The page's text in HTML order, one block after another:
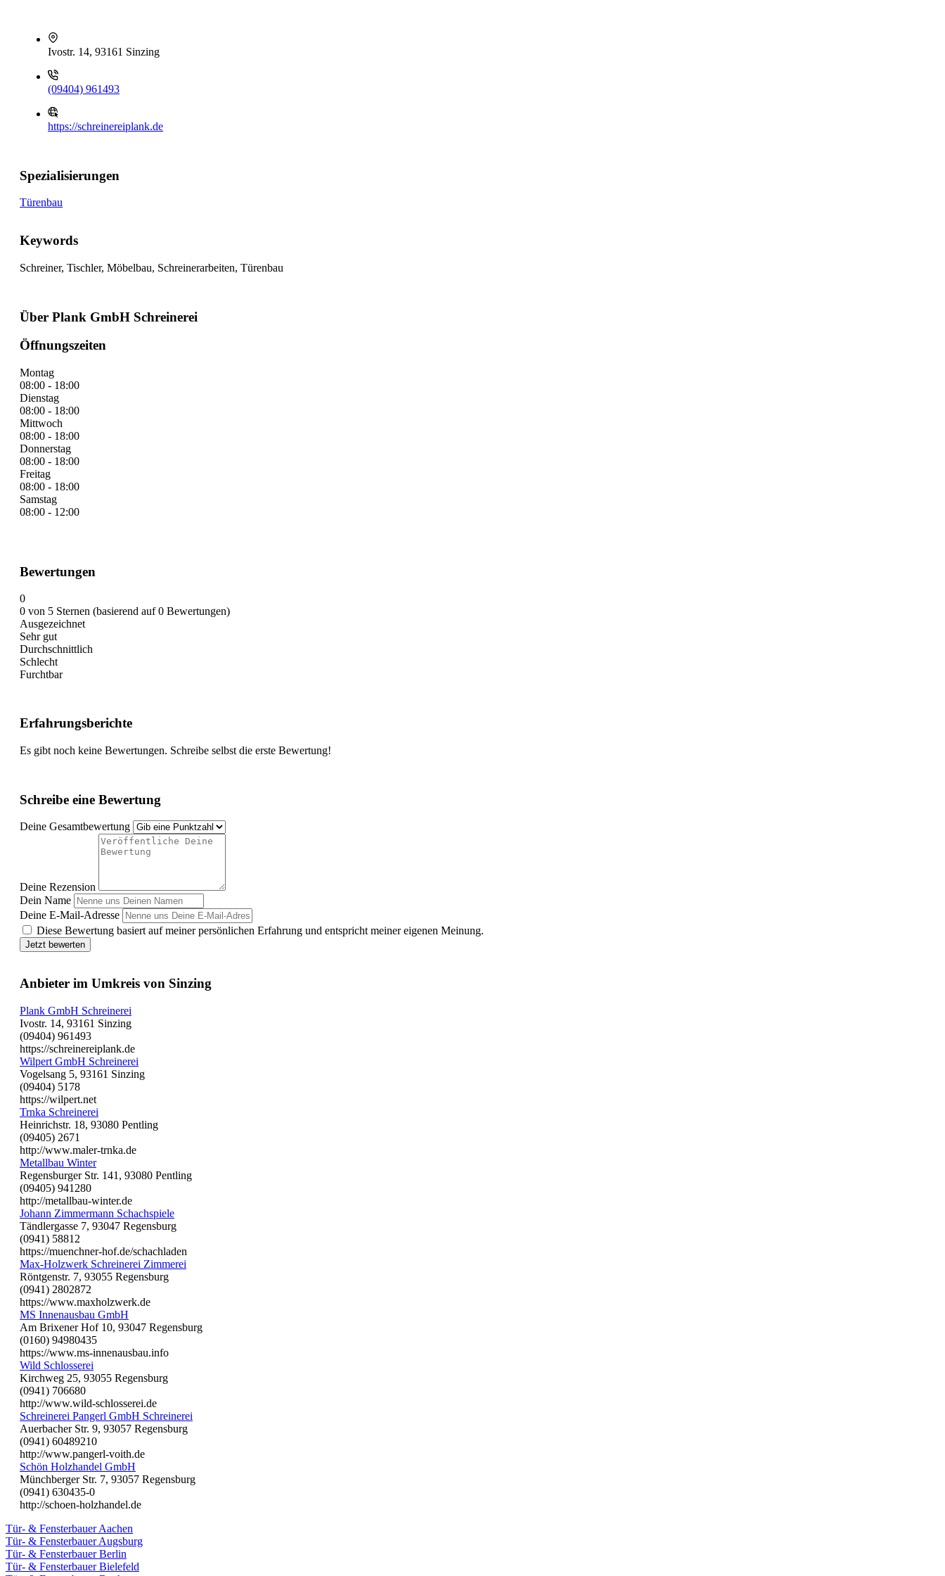
Ivostr. 14, 93161 Sinzing
(09404) 961493
https://schreinereiplank.de
Spezialisierungen
Türenbau
Keywords
Schreiner, Tischler, Möbelbau, Schreinerarbeiten, Türenbau
Über Plank GmbH Schreinerei
Öffnungszeiten
Montag
08:00 - 18:00
Dienstag
08:00 - 18:00
Mittwoch
08:00 - 18:00
Donnerstag
08:00 - 18:00
Freitag
08:00 - 18:00
Samstag
08:00 - 12:00
Bewertungen
0
0 von 5 Sternen (basierend auf 0 Bewertungen)
Ausgezeichnet
Sehr gut
Durchschnittlich
Schlecht
Furchtbar
Erfahrungsberichte
Es gibt noch keine Bewertungen. Schreibe selbst die erste Bewertung!
Schreibe eine Bewertung
Deine Gesamtbewertung
Deine Rezension
Dein Name
Deine E-Mail-Adresse
Diese Bewertung basiert auf meiner persönlichen Erfahrung und entspricht meiner eigenen Meinung.
Jetzt bewerten
Anbieter im Umkreis von Sinzing
Plank GmbH Schreinerei
Ivostr. 14, 93161 Sinzing
(09404) 961493
https://schreinereiplank.de
Wilpert GmbH Schreinerei
Vogelsang 5, 93161 Sinzing
(09404) 5178
https://wilpert.net
Trnka Schreinerei
Heinrichstr. 18, 93080 Pentling
(09405) 2671
http://www.maler-trnka.de
Metallbau Winter
Regensburger Str. 141, 93080 Pentling
(09405) 941280
http://metallbau-winter.de
Johann Zimmermann Schachspiele
Tändlergasse 7, 93047 Regensburg
(0941) 58812
https://muenchner-hof.de/schachladen
Max-Holzwerk Schreinerei Zimmerei
Röntgenstr. 7, 93055 Regensburg
(0941) 2802872
https://www.maxholzwerk.de
MS Innenausbau GmbH
Am Brixener Hof 10, 93047 Regensburg
(0160) 94980435
https://www.ms-innenausbau.info
Wild Schlosserei
Kirchweg 25, 93055 Regensburg
(0941) 706680
http://www.wild-schlosserei.de
Schreinerei Pangerl GmbH Schreinerei
Auerbacher Str. 9, 93057 Regensburg
(0941) 60489210
http://www.pangerl-voith.de
Schön Holzhandel GmbH
Münchberger Str. 7, 93057 Regensburg
(0941) 630435-0
http://schoen-holzhandel.de
Tür- & Fensterbauer Aachen
Tür- & Fensterbauer Augsburg
Tür- & Fensterbauer Berlin
Tür- & Fensterbauer Bielefeld